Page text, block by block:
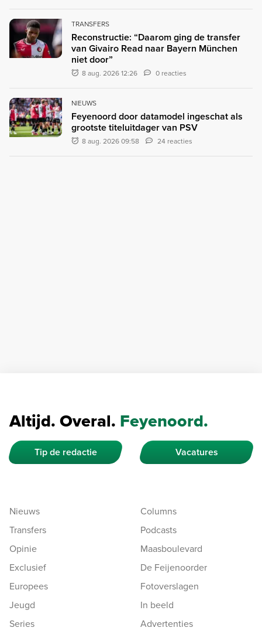
TRANSFERS
Reconstructie: “Daarom ging de transfer
van Givairo Read naar Bayern München
niet door”
8 aug. 2026 12:26 0 reacties
NIEUWS
Feyenoord door datamodel ingeschat als
grootste titeluitdager van PSV
8 aug. 2026 09:58 24 reacties
Altijd. Overal. Feyenoord.
Tip de redactie Vacatures
Nieuws
Transfers
Opinie
Exclusief
Europees
Jeugd
Series
Columns
Podcasts
Maasboulevard
De Feijenoorder
Fotoverslagen
In beeld
Advertenties